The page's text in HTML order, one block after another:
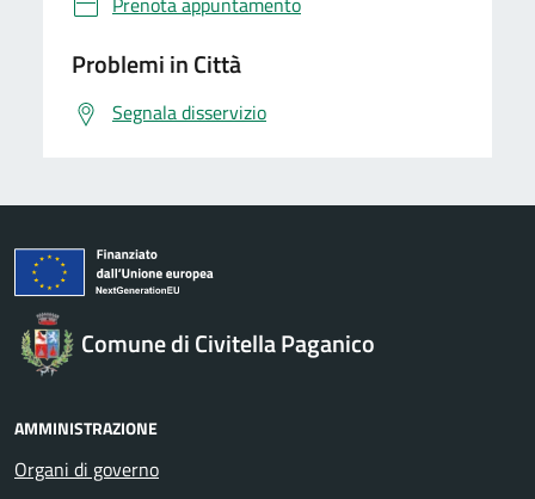
Problemi in Città
Segnala disservizio
Comune di Civitella Paganico
AMMINISTRAZIONE
Organi di governo